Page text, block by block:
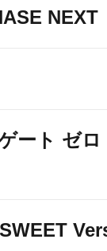
NEXT
ート ゼ